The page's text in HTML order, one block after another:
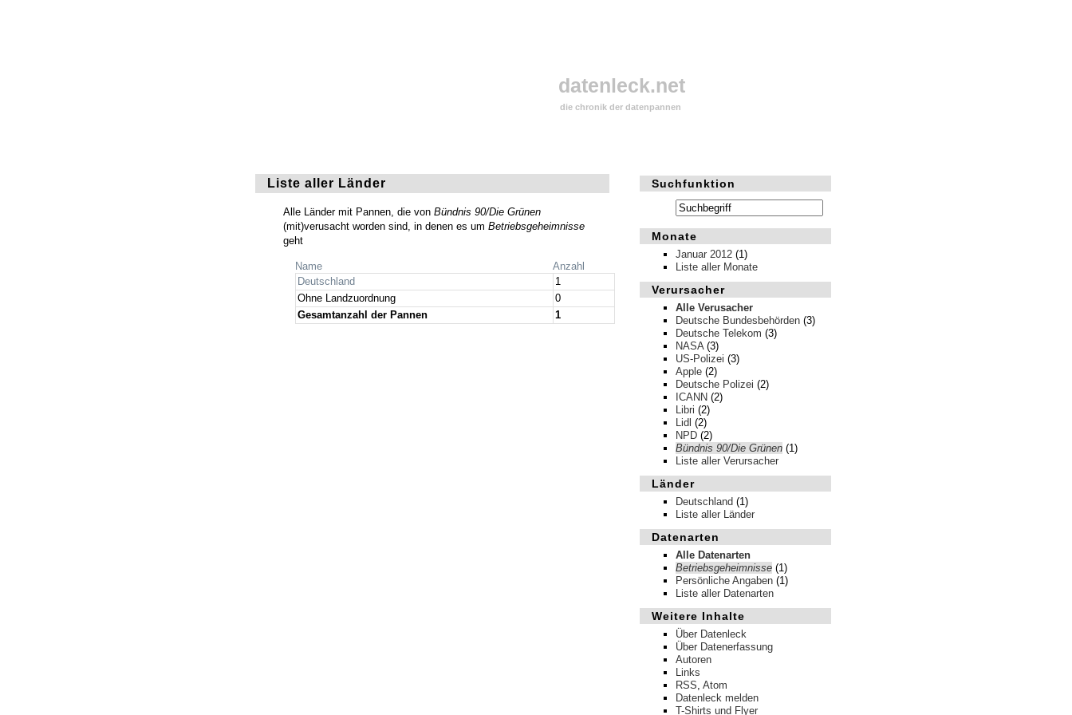
datenleck.net
die chronik der datenpannen
Suchfunktion
Monate
Januar 2012 (1)
Liste aller Monate
Verursacher
Alle Verusacher
Deutsche Bundesbehörden (3)
Deutsche Telekom (3)
NASA(3)
US-Polizei (3)
Apple (2)
Deutsche Polizei (2)
ICANN (2)
Libri (2)
Lidl (2)
NPD (2)
Bündnis 90/Die Grünen (1)
Liste aller Verursacher
Länder
Deutschland (1)
Liste aller Länder
Datenarten
Alle Datenarten
Betriebsgeheimnisse (1)
Persönliche Angaben (1)
Liste aller Datenarten
Weitere Inhalte
Über Datenleck
Über Datenerfassung
Autoren
Links
RSS, Atom
Datenleck melden
T-Shirts und Flyer
Liste aller Länder
Alle Länder mit Pannen, die von Bündnis 90/Die Grünen
(mit)verusacht worden sind, in denen es um Betriebsgeheimnisse
geht
Name
Anzahl
Deutschland
1
Ohne Landzuordnung
0
Gesamtanzahl der Pannen
1